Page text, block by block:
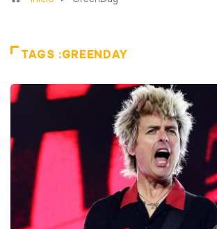
TAGS :GREENDAY